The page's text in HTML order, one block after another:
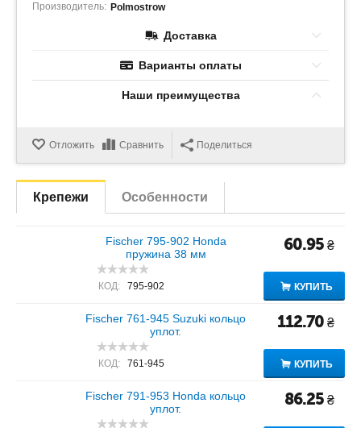
Производитель: Polmostrow
Доставка
Варианты оплаты
Наши преимущества
Отложить Сравнить Поделиться
Крепежи Особенности
Fischer 795-902 Honda
пружина 38 мм
КОД: 795-902
60.95 ₴
КУПИТЬ
Fischer 761-945 Suzuki кольцо
уплот.
КОД: 761-945
112.70 ₴
КУПИТЬ
Fischer 791-953 Honda кольцо
уплот.
86.25 ₴